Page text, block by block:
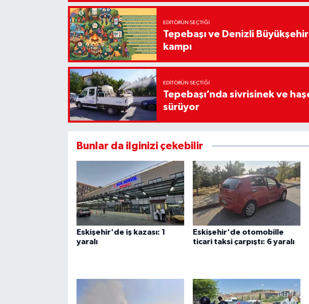
EDITÖRÜN SEÇTIĞI
Tepebaşı ve Denizli
kampı
EDITÖRÜN SEÇTIĞI
Tepebaşı’nda sivrisinek ve
sürüyor
Bunlar da ilginizi çekebilir
Eskişehir'de iş kazası: 1
yaralı
Eskişehir'de otomobille
ticari taksi çarpıştı: 6 yaralı